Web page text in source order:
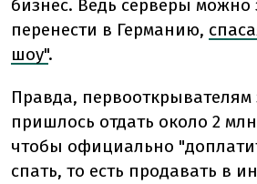
бизнес. Ведь серверы можно
перенести в Германию,
шоу".
Правда, первооткрывателям
пришлось отдать около 2
чтобы официально
спать, то есть продавать в